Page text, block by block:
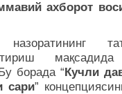
ахборот
борада “Кучли
сари”